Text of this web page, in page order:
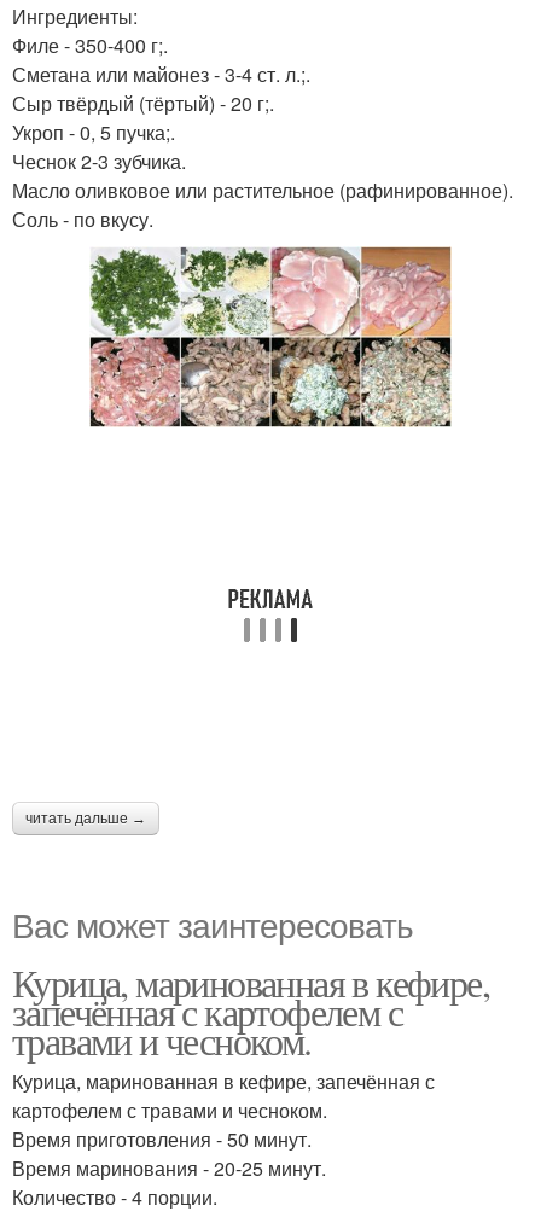
Ингредиенты:
Филе - 350-400 г;.
Сметана или майонез - 3-4 ст. л.;.
Сыр твёрдый (тёртый) - 20 г;.
Укроп - 0, 5 пучка;.
Чеснок 2-3 зубчика.
Масло оливковое или растительное (рафинированное).
Соль - по вкусу.
читать дальше →
Вас может заинтересовать
Курица, маринованная в кефире,
запечённая с картофелем с
травами и чесноком.
Курица, маринованная в кефире, запечённая с
картофелем с травами и чесноком.
Время приготовления - 50 минут.
Время маринования - 20-25 минут.
Количество - 4 порции.